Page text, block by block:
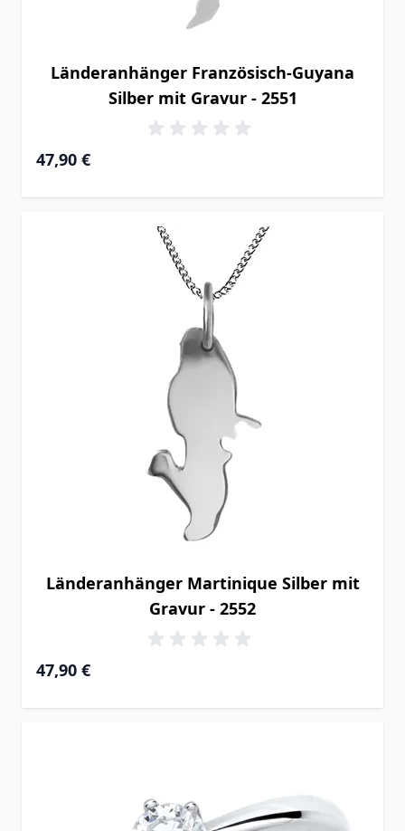
Länderanhänger Französisch-Guyana
Silber mit Gravur - 2551
47,90 €
Länderanhänger Martinique Silber mit
Gravur - 2552
47,90 €